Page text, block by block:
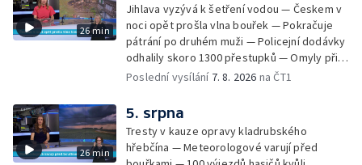
26 min
Jihlava vyzývá k šetření vodou — Českem v
noci opět prošla vlna bouřek — Pokračuje
pátrání po druhém muži — Policejní dodávky
odhalily skoro 1300 přestupků — Omyly při
nouzovém volání o pomoc — Hradec Králové
rekord v hromadném seskoku parašutistů —
Chovné rybníky na Českolipsku pustoší
vydry — Instalace nové sochy v Mariánských
Lázních — Sedmiletý trest za dotační
Poslední vysílání 7. 8. 2026 na ČT1
26 min
5. srpna
Tresty v kauze opravy kladrubského
hřebčína — Meteorologové varují před